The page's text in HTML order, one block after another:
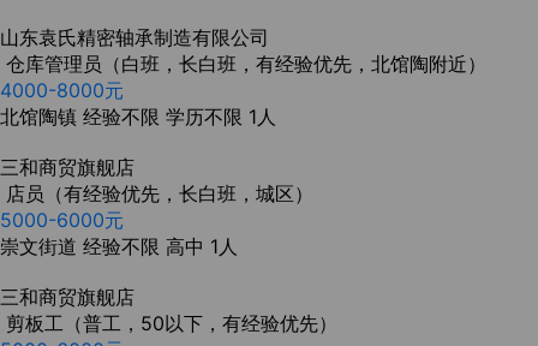
山东袁氏精密轴承制造有限公司
仓库管理员（白班，长白班，有经验优先，北馆陶附近）
4000-8000元
北馆陶镇 经验不限 学历不限 1人
三和商贸旗舰店
店员（有经验优先，长白班，城区）
5000-6000元
崇文街道 经验不限 高中 1人
三和商贸旗舰店
剪板工（普工，50以下，有经验优先）